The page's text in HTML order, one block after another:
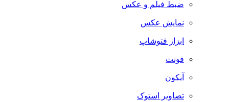
ضبط فيلم و عكس
نمایش عکس
ابزار فتوشاپ
فونت
آیکون
تصاویر استوک